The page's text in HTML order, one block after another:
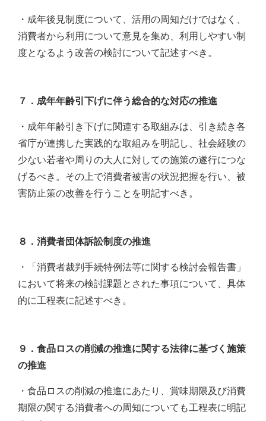
・成年後見制度について、活用の周知だけではなく、
消費者から利用について意見を集め、利用しやすい制
度となるよう改善の検討について記述すべき。
７．成年年齢引下げに伴う総合的な対応の推進
・成年年齢引き下げに関連する取組みは、引き続き各
省庁が連携した実践的な取組みを明記し、社会経験の
少ない若者や周りの大人に対しての施策の遂行につな
げるべき。その上で消費者被害の状況把握を行い、被
害防止策の改善を行うことを明記すべき。
８．消費者団体訴訟制度の推進
・「消費者裁判手続特例法等に関する検討会報告書」
において将来の検討課題とされた事項について、具体
的に工程表に記述すべき。
９．食品ロスの削減の推進に関する法律に基づく施策
の推進
・食品ロスの削減の推進にあたり、賞味期限及び消費
期限の関する消費者への周知についても工程表に明記